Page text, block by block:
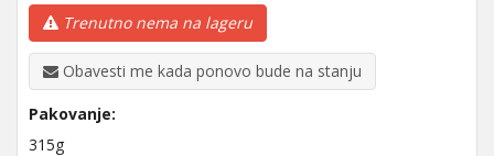
Trenutno nema na lageru
Obavesti me kada ponovo bude na stanju
Pakovanje:
315g